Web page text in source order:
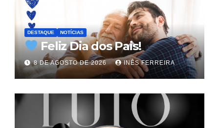
DESTAQUE NOTÍCIAS
Feliz Dia dos Pais!
8 DE AGOSTO DE 2026 INÊS FERREIRA